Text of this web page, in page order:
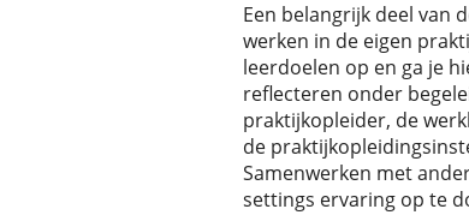
Een belangrijk deel van
werken in de eigen
leerdoelen op en ga je
reflecteren onder
praktijkopleider, de
de
Samenwerken met
settings ervaring op te